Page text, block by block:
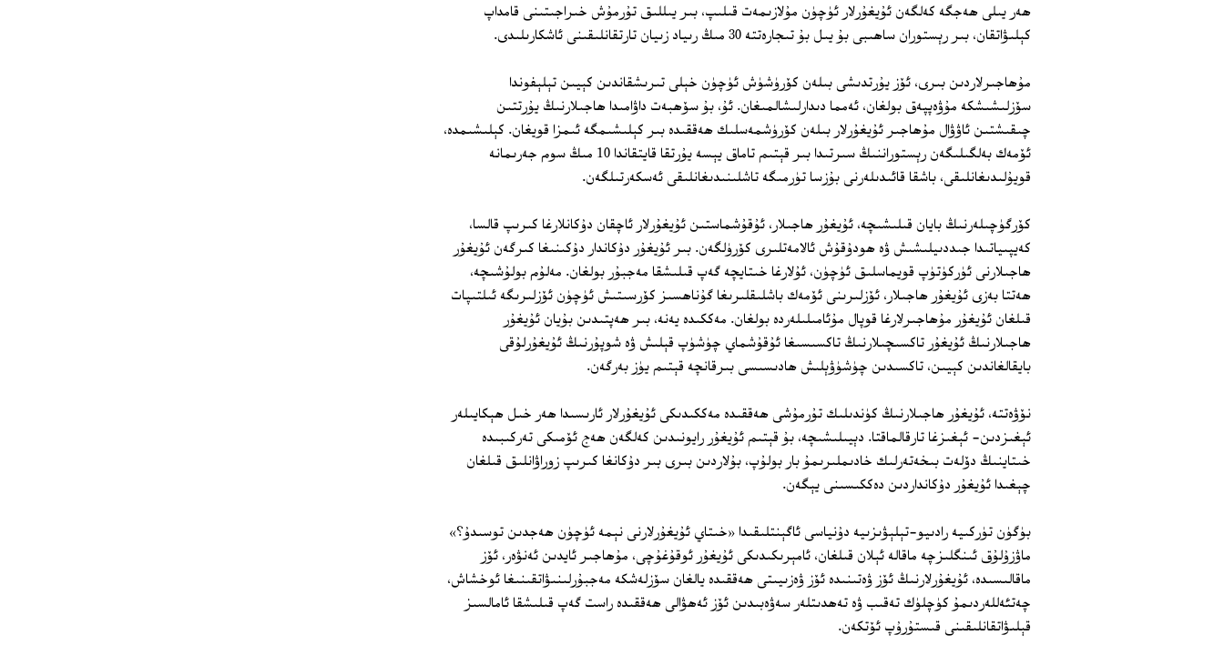
ھەر يىلى ھەجگە كەلگەن ئۇيغۇرلار ئۈچۈن مۇلازىمەت قىلىپ، بىر يىللىق تۇرمۇش خىراجىتىنى قامداپ
كېلىۋاتقان، بىر رېستوران ساھىبى بۇ يىل بۇ تىجارەتتە 30 مىڭ رىياد زىيان تارتقانلىقىنى ئاشكارىلىدى.
مۇھاجىرلاردىن بىرى، ئۆز يۇرتدىشى بىلەن كۆرۈشۈش ئۈچۈن خېلى تىرىشقاندىن كېيىن تېلېفوندا
سۆزلىشىشكە مۇۋەپپەق بولغان، ئەمما دىدارلىشالمىغان. ئۇ، بۇ سۆھبەت داۋامىدا ھاجىلارنىڭ يۇرتتىن
چىقىشتىن ئاۋۋال مۇھاجىر ئۇيغۇرلار بىلەن كۆرۈشمەسلىك ھەققىدە بىر كېلىشىمگە ئىمزا قويغان. كېلىشىمدە،
ئۆمەك بەلگىلىگەن رېستوراننىڭ سىرتىدا بىر قېتىم تاماق يېسە يۇرتقا قايتقاندا 10 مىڭ سوم جەرىمانە
قويۇلىدىغانلىقى، باشقا قائىدىلەرنى بۇزسا تۈرمىگە تاشلىنىدىغانلىقى ئەسكەرتىلگەن.
كۆرگۈچىلەرنىڭ بايان قىلىشىچە، ئۇيغۇر ھاجىلار، ئۇقۇشماستىن ئۇيغۇرلار ئاچقان دۇكانلارغا كىرىپ قالسا،
كەيپىياتىدا جىددىيلىشىش ۋە ھودۇقۇش ئالامەتلىرى كۆرۈلگەن. بىر ئۇيغۇر دۇكاندار دۇكىنىغا كىرگەن ئۇيغۇر
ھاجىلارنى ئۈركۈتۈپ قويماسلىق ئۈچۈن، ئۇلارغا خىتايچە گەپ قىلىشقا مەجبۇر بولغان. مەلۇم بولۇشىچە،
ھەتتا بەزى ئۇيغۇر ھاجىلار، ئۆزلىرىنى ئۆمەك باشلىقلىرىغا گۇناھسىز كۆرسىتىش ئۈچۈن ئۆزلىرىگە ئىلتىپات
قىلغان ئۇيغۇر مۇھاجىرلارغا قوپال مۇئامىلىلەردە بولغان. مەككىدە يەنە، بىر ھەپتىدىن بۇيان ئۇيغۇر
ھاجىلارنىڭ ئۇيغۇر تاكسىچىلارنىڭ تاكسىسىغا ئۇقۇشماي چۈشۈپ قېلىش ۋە شوپۇرنىڭ ئۇيغۇرلۇقى
بايقالغاندىن كېيىن، تاكسىدىن چۈشۈۋېلىش ھادىسىسى بىرقانچە قېتىم يۈز بەرگەن.
نۆۋەتتە، ئۇيغۇر ھاجىلارنىڭ كۈندىلىك تۇرمۇشى ھەققىدە مەككىدىكى ئۇيغۇرلار ئارىسىدا ھەر خىل ھېكايىلەر
ئېغىزدىن‏- ئېغىزغا تارقالماقتا. دېيىلىشىچە، بۇ قېتىم ئۇيغۇر رايونىدىن كەلگەن ھەج ئۆمىكى تەركىبىدە
خىتاينىڭ دۆلەت بىخەتەرلىك خادىملىرىمۇ بار بولۇپ، بۇلاردىن بىرى بىر دۇكانغا كىرىپ زوراۋانلىق قىلغان
چېغىدا ئۇيغۇر دۇكانداردىن دەككىسىنى يېگەن.
بۈگۈن تۈركىيە رادىيو‏-تېلېۋىزىيە دۇنياسى ئاگېنتلىقىدا «خىتاي ئۇيغۇرلارنى نېمە ئۈچۈن ھەجدىن توسىدۇ؟»
ماۋزۇلۇق ئىنگلىزچە ماقالە ئېلان قىلغان، ئامېرىكىدىكى ئۇيغۇر ئوقۇغۇچى، مۇھاجىر ئايدىن ئەنۋەر، ئۆز
ماقالىسىدە، ئۇيغۇرلارنىڭ ئۆز ۋەتىنىدە ئۆز ۋەزىيىتى ھەققىدە يالغان سۆزلەشكە مەجبۇرلىنىۋاتقىنىغا ئوخشاش،
چەتئەللەردىمۇ كۈچلۈك تەقىب ۋە تەھدىتلەر سەۋەبىدىن ئۆز ئەھۋالى ھەققىدە راست گەپ قىلىشقا ئامالسىز
قېلىۋاتقانلىقىنى قىستۇرۇپ ئۆتكەن.